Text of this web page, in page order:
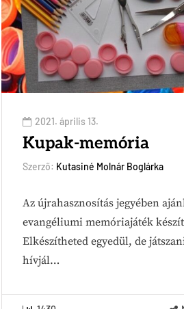
2021. április 13.
Kupak-memória
Szerző: Kutasiné Molnár Boglárka
Az újrahasznosítás jegyében
evangéliumi memóriajáték
Elkészítheted egyedül, de
hívjál…